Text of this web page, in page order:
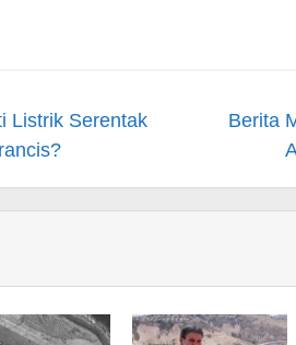
Listrik Serentak
Berita